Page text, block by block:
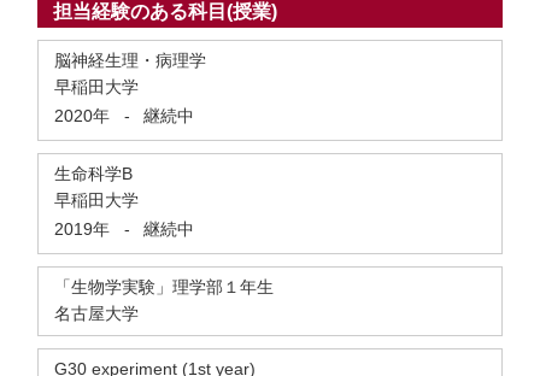
担当経験のある科目(授業)
脳神経生理・病理学
早稲田大学
2020年
- 継続中
生命科学B
早稲田大学
2019年
- 継続中
「生物学実験」理学部１年生
名古屋大学
G30 experiment (1st year)